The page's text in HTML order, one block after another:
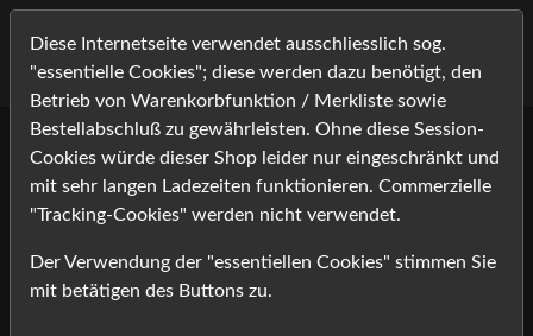
ZU DEN TURNIERFOTOS
Turniere 2018
Diese Internetseite verwendet ausschliesslich sog.
"essentielle Cookies"; diese werden dazu benötigt, den
Betrieb von Warenkorbfunktion / Merkliste sowie
Bestellabschluß zu gewährleisten. Ohne diese Session-
Cookies würde dieser Shop leider nur eingeschränkt und
mit sehr langen Ladezeiten funktionieren. Commerzielle
"Tracking-Cookies" werden nicht verwendet.
Der Verwendung der "essentiellen Cookies" stimmen Sie
mit betätigen des Buttons zu.